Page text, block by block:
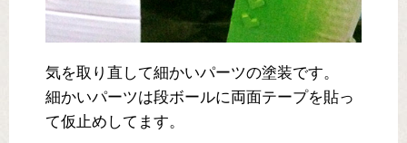
気を取り直して細かいパーツの塗装です。
細かいパーツは段ボールに両面テープを貼っ
て仮止めしてます。